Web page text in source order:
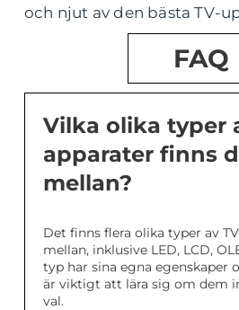
och njut av den bästa TV-
FAQ
Vilka olika typer
apparater finns
mellan?
Det finns flera olika typer av
mellan, inklusive LED, LCD,
typ har sina egna egenskaper
är viktigt att lära sig om dem
val.